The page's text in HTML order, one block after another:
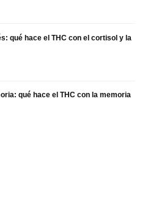
qué hace el THC con el cortisol y la
qué hace el THC con la memoria